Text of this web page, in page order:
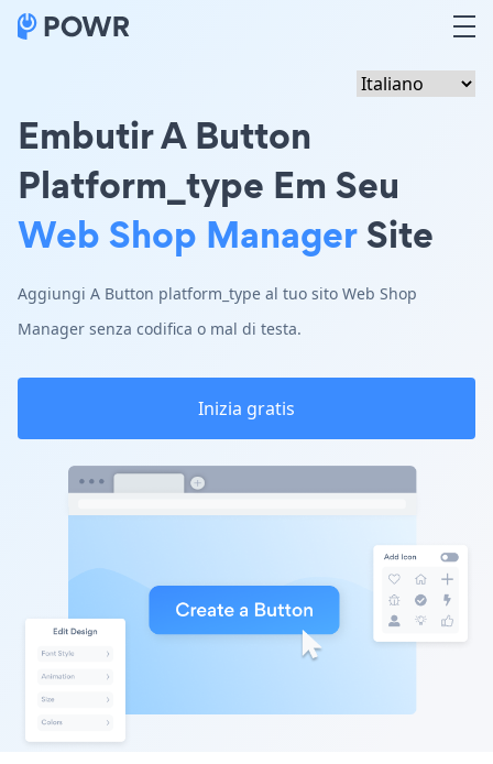
Embutir A Button
Platform_type Em Seu
Web Shop ManagerSite
Aggiungi A Button platform_type al tuo sito Web Shop
Manager senza codifica o mal di testa.
Inizia gratis